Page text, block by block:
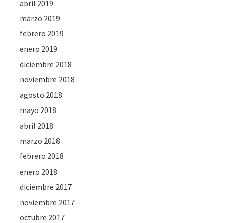
abril 2019
marzo 2019
febrero 2019
enero 2019
diciembre 2018
noviembre 2018
agosto 2018
mayo 2018
abril 2018
marzo 2018
febrero 2018
enero 2018
diciembre 2017
noviembre 2017
octubre 2017